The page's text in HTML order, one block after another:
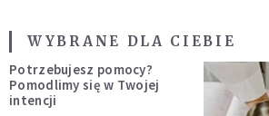
WYBRANE DLA CIEBIE
Potrzebujesz pomocy?
Pomodlimy się w Twojej
intencji